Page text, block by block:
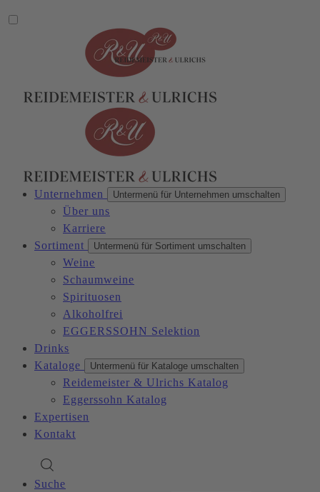
Unternehmen Untermenü für Unternehmen umschalten
Über uns
Karriere
Sortiment
Untermenü für Sortiment umschalten
Weine
Schaumweine
Spirituosen
Alkoholfrei
EGGERSSOHN Selektion
Drinks
Kataloge
Untermenü für Kataloge umschalten
Reidemeister & Ulrichs Katalog
Eggerssohn Katalog
Expertisen
Kontakt
Suche